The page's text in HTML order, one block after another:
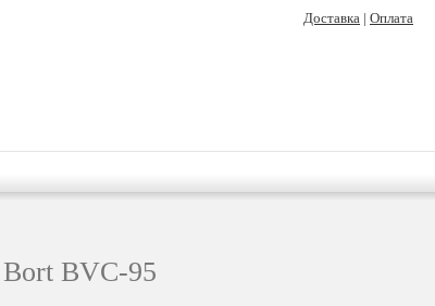
BVC-95
Доставка Оплата